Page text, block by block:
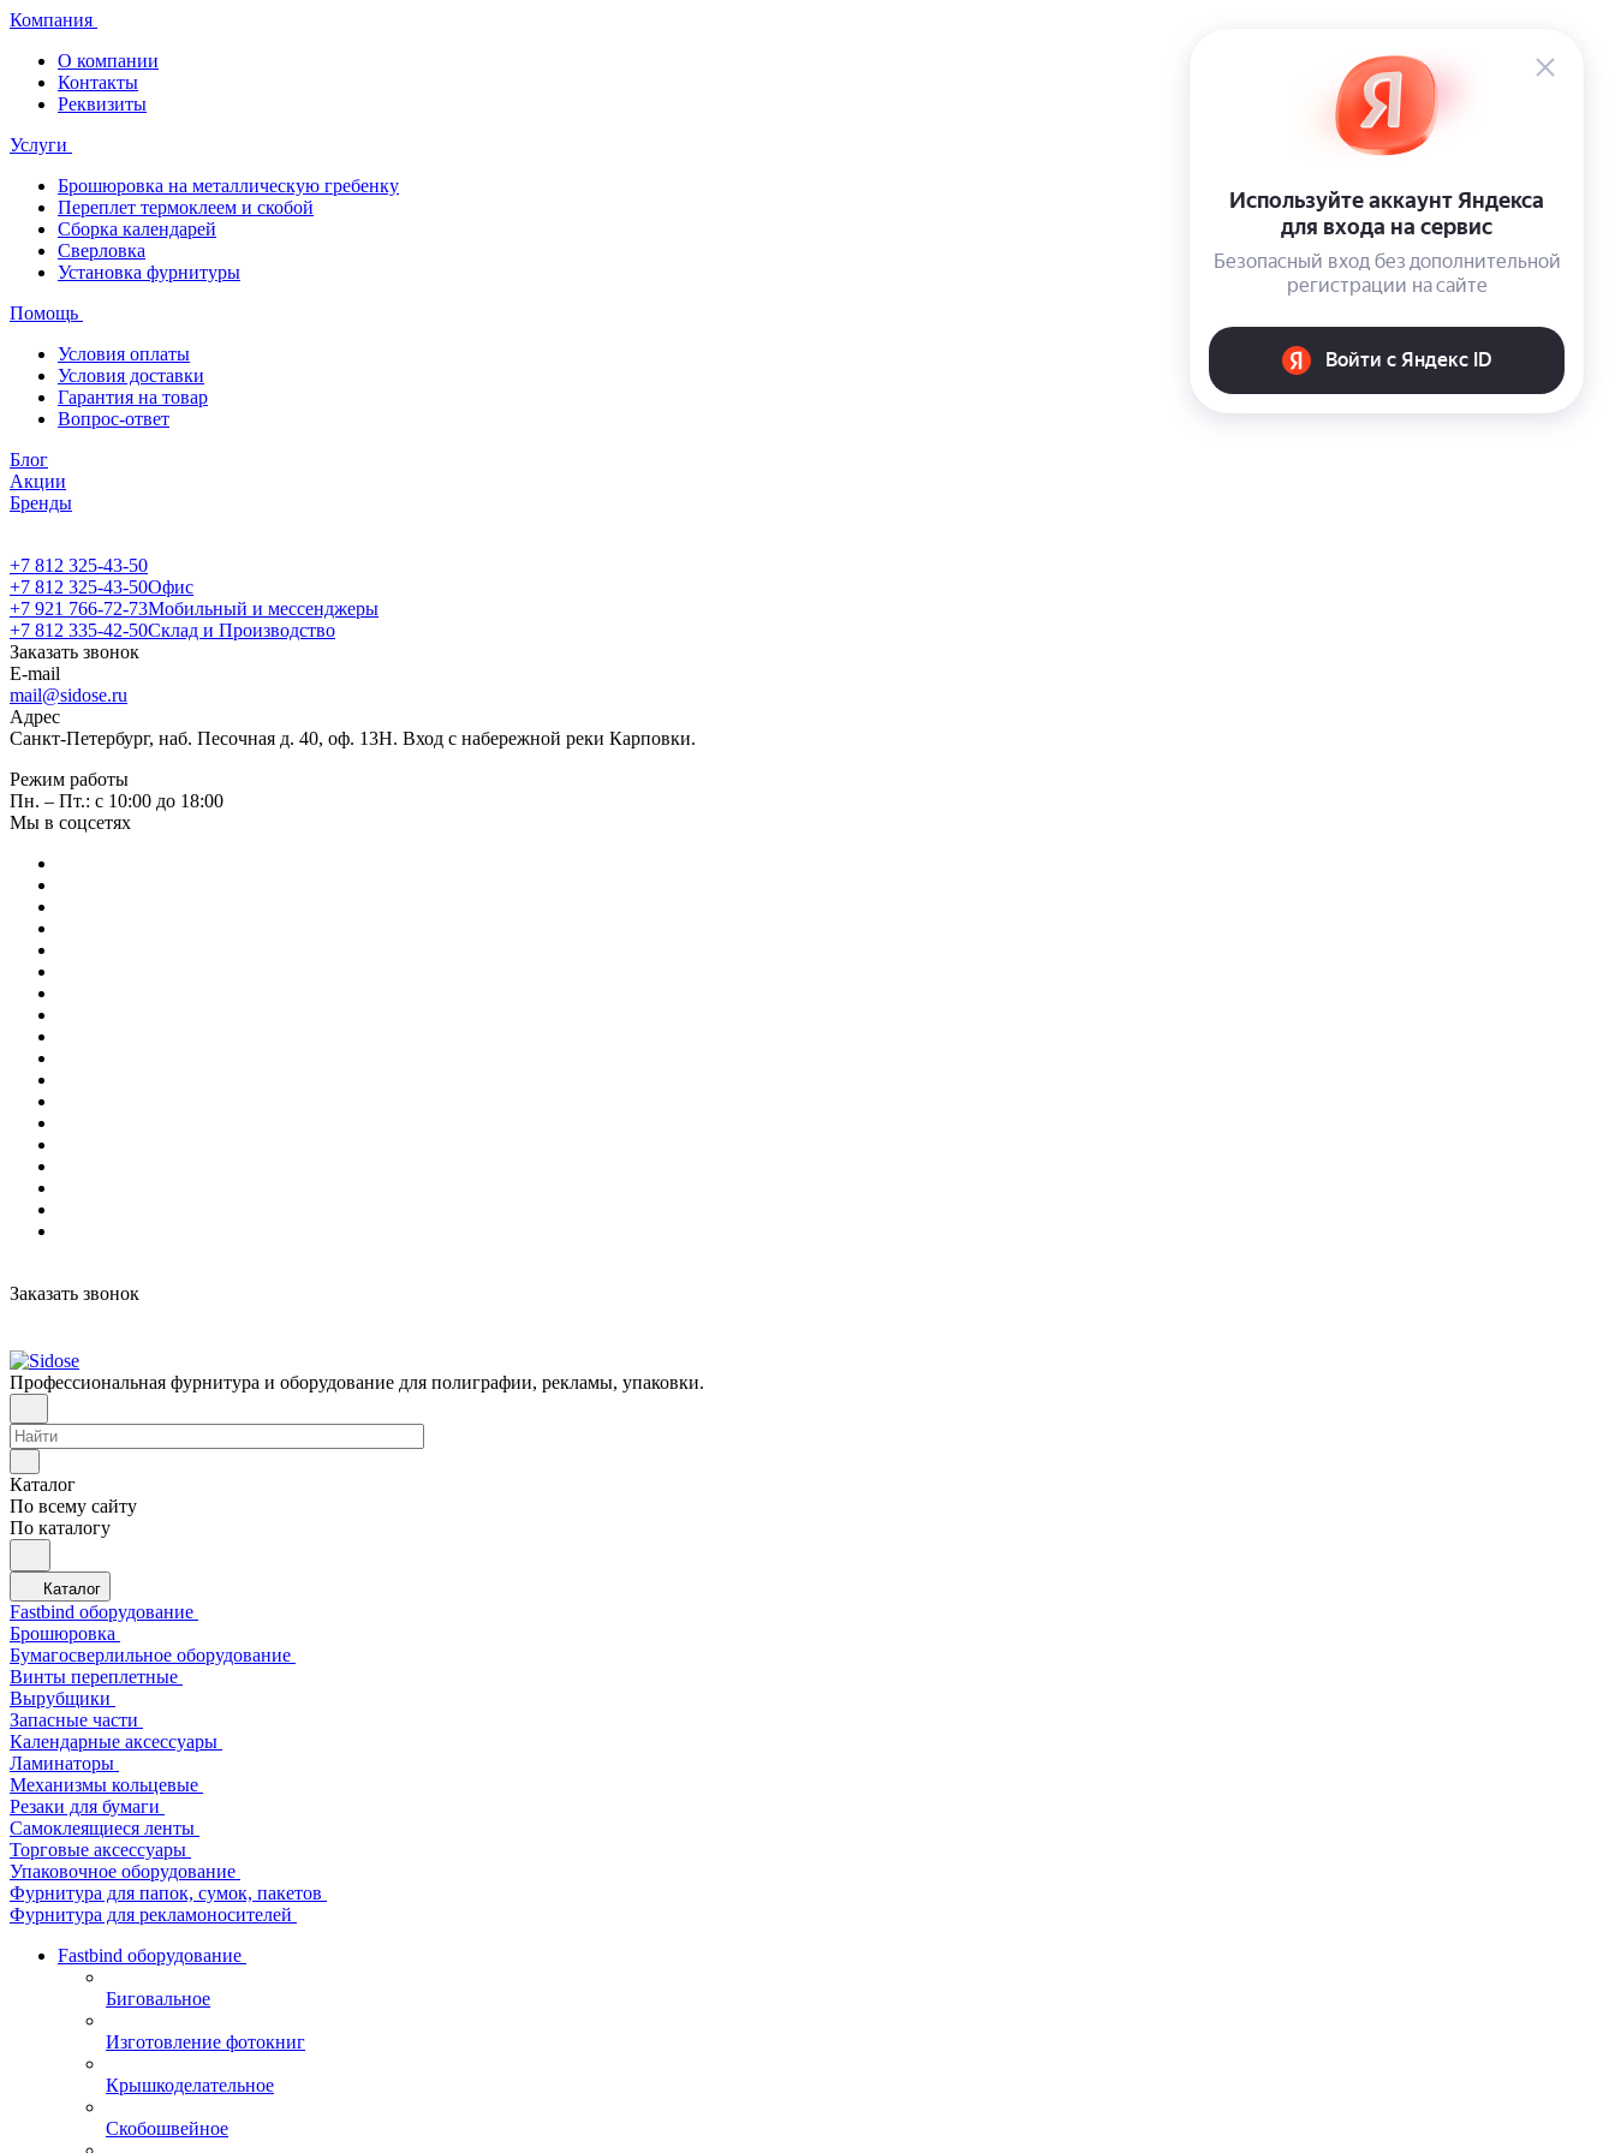
Компания
О компании
Контакты
Реквизиты
Услуги
Брошюровка на металлическую гребенку
Переплет термоклеем и скобой
Сборка календарей
Сверловка
Установка фурнитуры
Помощь
Условия оплаты
Условия доставки
Гарантия на товар
Вопрос-ответ
Блог
Акции
Бренды
+7 812 325-43-50
+7 812 325-43-50Офис
+7 921 766-72-73Мобильный и мессенджеры
+7 812 335-42-50Склад и Производство
Заказать звонок
E-mail
mail@sidose.ru
Адрес
Санкт-Петербург, наб. Песочная д. 40, оф. 13Н. Вход с набережной реки Карповки.
Режим работы
Пн. – Пт.: с 10:00 до 18:00
Мы в соцсетях
Заказать звонок
Профессиональная фурнитура и оборудование для полиграфии, рекламы, упаковки.
Каталог
По всему сайту
По каталогу
Каталог
Fastbind оборудование
Брошюровка
Бумагосверлильное оборудование
Винты переплетные
Вырубщики
Запасные части
Календарные аксессуары
Ламинаторы
Механизмы кольцевые
Резаки для бумаги
Самоклеящиеся ленты
Торговые аксессуары
Упаковочное оборудование
Фурнитура для папок, сумок, пакетов
Фурнитура для рекламоносителей
Fastbind оборудование
Биговальное
Изготовление фотокниг
Крышкоделательное
Скобошвейное